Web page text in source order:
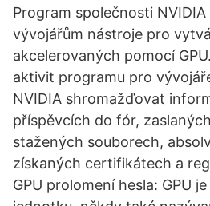
Program společnosti
vývojářům nástroje pro
akcelerovaných pomocí
aktivit programu pro
NVIDIA shromažďovat
příspěvcích do fór,
stažených souborech,
získaných certifikátech a
GPU prolomení hesla: GPU